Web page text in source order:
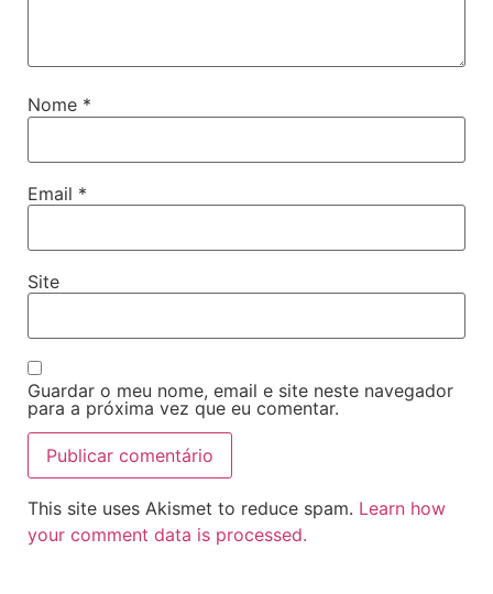
Nome *
Email *
Site
Guardar o meu nome, email e site neste navegador
para a próxima vez que eu comentar.
This site uses Akismet to reduce spam. Learn how
your comment data is processed.